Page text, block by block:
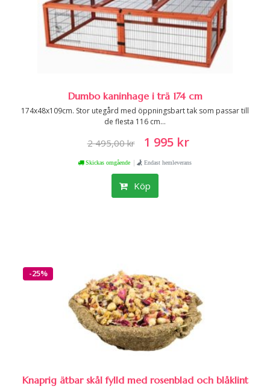
Dumbo kaninhage i trä 174 cm
174x48x109cm. Stor utegård med öppningsbart tak som passar till
de flesta 116 cm...
2 495,00 kr 1 995 kr
Skickas omgående | Endast hemleverans
Köp
-25%
Knaprig ätbar skål fylld med rosenblad och blåklint